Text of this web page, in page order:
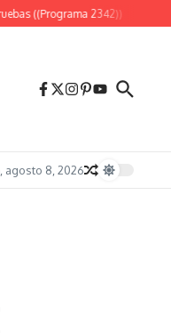
((Programa 2342)) «Es sólo
agosto 8, 2026